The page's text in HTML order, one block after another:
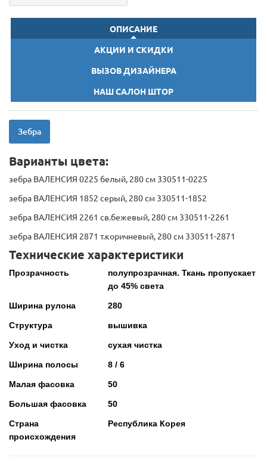
ОПИСАНИЕ
АКЦИИ И СКИДКИ
ВЫЗОВ ДИЗАЙНЕРА
НАШ САЛОН ШТОР
Зебра
Варианты цвета:
зебра ВАЛЕНСИЯ 0225 белый, 280 см 330511-0225
зебра ВАЛЕНСИЯ 1852 серый, 280 см 330511-1852
зебра ВАЛЕНСИЯ 2261 св.бежевый, 280 см 330511-2261
зебра ВАЛЕНСИЯ 2871 т.коричневый, 280 см 330511-2871
Технические характеристики
Прозрачность
полупрозрачная. Ткань пропускает
до 45% света
Ширина рулона 280
Структура вышивка
Уход и чистка сухая чистка
Ширина полосы 8 / 6
Малая фасовка 50
Большая фасовка 50
Страна
происхождения
Республика Корея